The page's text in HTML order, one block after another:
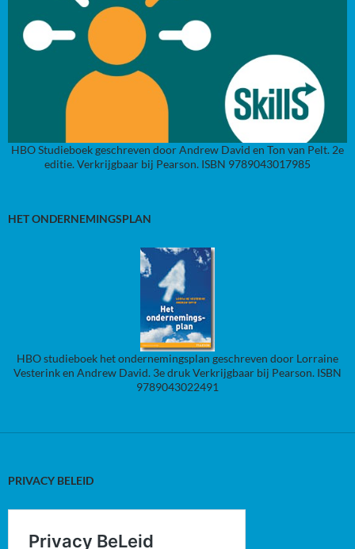
HBO Studieboek geschreven door Andrew David en Ton van Pelt. 2e
editie. Verkrijgbaar bij Pearson. ISBN 9789043017985
HET ONDERNEMINGSPLAN
HBO studieboek het ondernemingsplan geschreven door Lorraine
Vesterink en Andrew David. 3e druk Verkrijgbaar bij Pearson. ISBN
9789043022491
PRIVACY BELEID